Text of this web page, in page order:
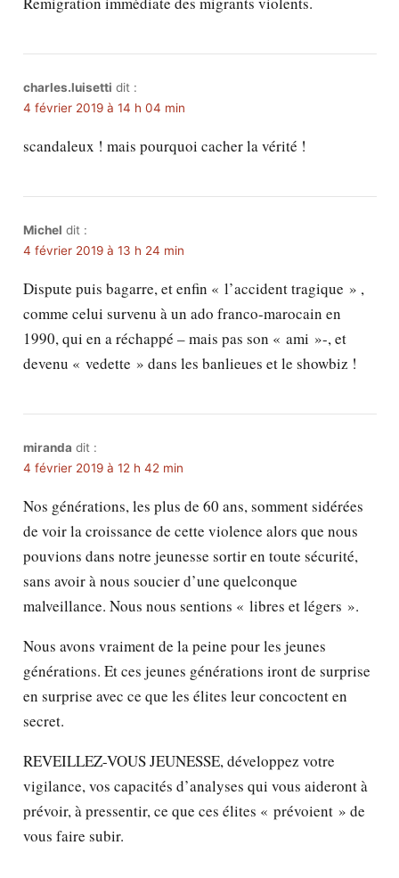
charles.luisetti dit :
4 février 2019 à 14 h 04 min
scandaleux ! mais pourquoi cacher la vérité !
Michel dit :
4 février 2019 à 13 h 24 min
Dispute puis bagarre, et enfin « l’accident tragique » ,
comme celui survenu à un ado franco-marocain en
1990, qui en a réchappé – mais pas son « ami »-, et
devenu « vedette » dans les banlieues et le showbiz !
miranda dit :
4 février 2019 à 12 h 42 min
Nos générations, les plus de 60 ans, somment sidérées
de voir la croissance de cette violence alors que nous
pouvions dans notre jeunesse sortir en toute sécurité,
sans avoir à nous soucier d’une quelconque
malveillance. Nous nous sentions « libres et légers ».
Nous avons vraiment de la peine pour les jeunes
générations. Et ces jeunes générations iront de surprise
en surprise avec ce que les élites leur concoctent en
secret.
REVEILLEZ-VOUS JEUNESSE, développez votre
vigilance, vos capacités d’analyses qui vous aideront à
prévoir, à pressentir, ce que ces élites « prévoient » de
vous faire subir.